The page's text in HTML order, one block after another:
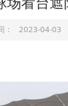
： 2023-04-03